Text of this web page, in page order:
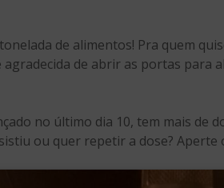
de alimentos! Pra quem
agradecida de abrir as portas para
no último dia 10, tem mais de
ou quer repetir a dose? Aperte